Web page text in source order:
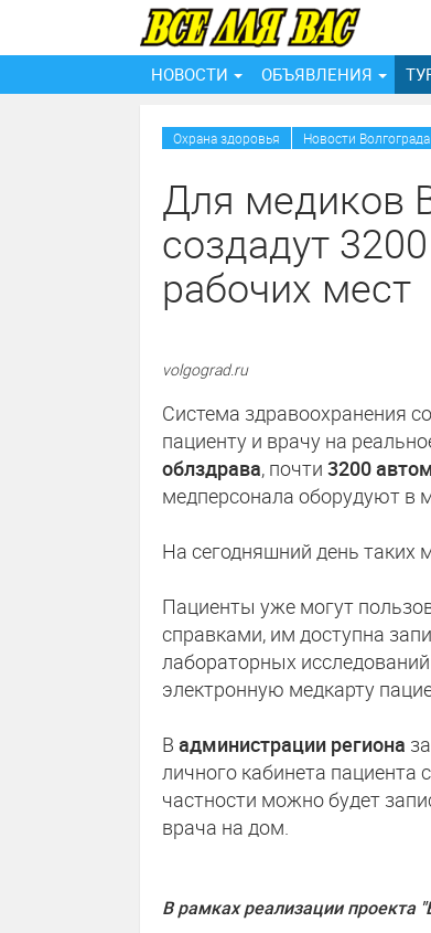
НОВОСТИ ОБЪЯВЛЕНИЯ
Охрана здоровья Новости Волгограда
Для медиков
создадут
рабочих мест
volgograd.ru
Система здравоохранения
пациенту и врачу на
облздрава, почти 3200
медперсонала оборудуют в
На сегодняшний день таких
Пациенты уже могут
справками, им доступна
лабораторных
электронную медкарту
В администрации региона
личного кабинета пациента
частности можно будет
врача на дом.
В рамках реализации проекта